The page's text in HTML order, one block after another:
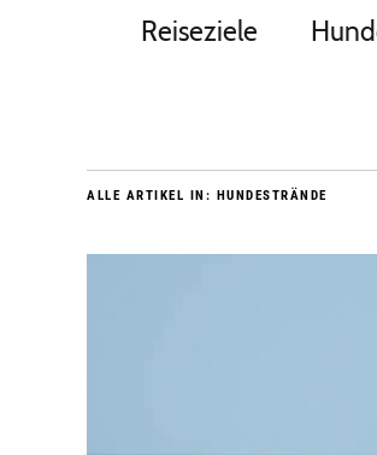
Reiseziele
ALLE ARTIKEL IN: HUNDESTRÄNDE